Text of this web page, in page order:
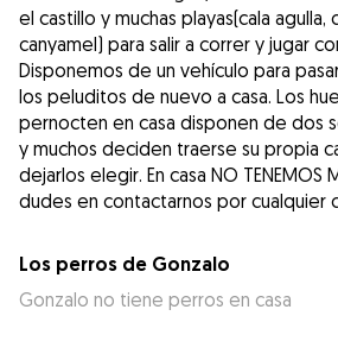
el castillo y muchas playas(cala agulla,
canyamel) para salir a correr y jugar
Disponemos de un vehículo para
los peluditos de nuevo a casa. Los
pernocten en casa disponen de dos
y muchos deciden traerse su propia
dejarlos elegir. En casa NO TENEMOS
Los perros de Gonzalo
Gonzalo no tiene perros en casa